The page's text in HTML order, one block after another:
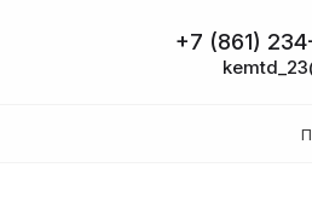
+7 (861)